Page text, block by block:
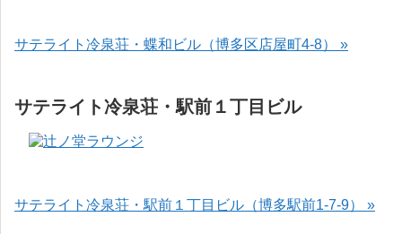
サテライト冷泉荘・蝶和ビル（博多区店屋町4-8） »
サテライト冷泉荘・駅前１丁目ビル
サテライト冷泉荘・駅前１丁目ビル（博多駅前1-7-9） »